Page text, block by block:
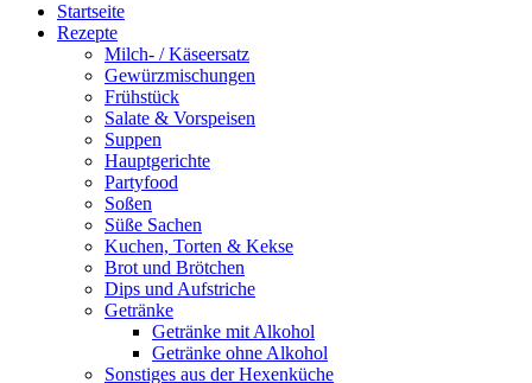
Startseite
Rezepte
Milch- / Käseersatz
Gewürzmischungen
Frühstück
Salate & Vorspeisen
Suppen
Hauptgerichte
Partyfood
Soßen
Süße Sachen
Kuchen, Torten & Kekse
Brot und Brötchen
Dips und Aufstriche
Getränke
Getränke mit Alkohol
Getränke ohne Alkohol
Sonstiges aus der Hexenküche